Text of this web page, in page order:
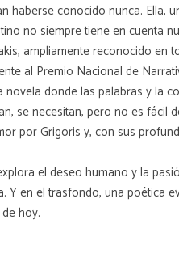
haberse conocido nunca. Ella,
no siempre tiene en cuenta
ampliamente reconocido
al Premio Nacional de
donde las palabras y la
se necesitan, pero no es
por Grigoris y, con sus
el deseo humano y la
Y en el trasfondo, una poética
hoy.